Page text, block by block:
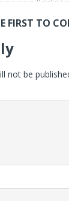
FIRST TO
not be